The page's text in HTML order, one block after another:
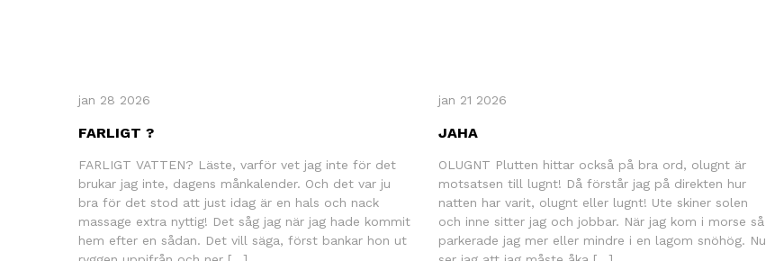
jan 28 2026
FARLIGT ?
FARLIGT VATTEN? Läste, varför vet jag inte för det
brukar jag inte, dagens månkalender. Och det var ju
bra för det stod att just idag är en hals och nack
massage extra nyttig! Det såg jag när jag hade kommit
hem efter en sådan. Det vill säga, först bankar hon ut
jan 21 2026
JAHA
OLUGNT Plutten hittar också på bra ord, olugnt är
motsatsen till lugnt! Då förstår jag på direkten hur
natten har varit, olugnt eller lugnt! Ute skiner solen
och inne sitter jag och jobbar. När jag kom i morse så
parkerade jag mer eller mindre i en lagom snöhög. Nu